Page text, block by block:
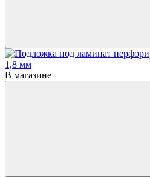
В магазине